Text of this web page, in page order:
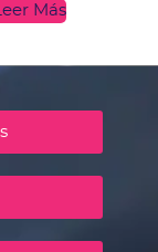
Leer Más